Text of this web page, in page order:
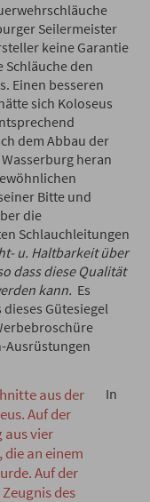
Seilermeister
keine Garantie
den
Einen besseren
sich Koloseus
dem Abbau der
heran
Bitte und
die
Schlauchleitungen
u. Haltbarkeit über
dass diese Qualität
kann. Es
Gütesiegel
Ausrüstungen
In